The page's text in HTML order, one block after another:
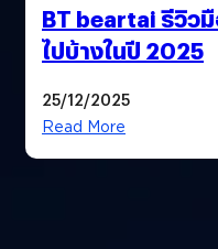
BT beartai รีวิว
ไปบ้างในปี 2025
25/12/2025
Read More